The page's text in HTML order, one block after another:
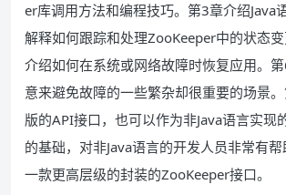
er库调用方法和编程技巧。第3章介绍Java
解释如何跟踪和处理ZooKeeper中的状态
介绍如何在系统或网络故障时恢复应用。
意来避免故障的一些繁杂却很重要的场景
版的API接口，也可以作为非Java语言实现
的基础，对非Java语言的开发人员非常有
一款更高层级的封装的ZooKeeper接口。